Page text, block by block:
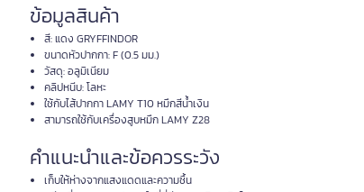
ข้อมูลสินค้า
สี: แดง GRYFFINDOR
ขนาดหัวปากกา: F (0.5 มม.)
วัสดุ: อลูมิเนียม
คลิปหนีบ: โลหะ
ใช้กับไส้ปากกา LAMY T10 หมึกสีน้ำเงิน
สามารถใช้กับเครื่องสูบหมึก LAMY Z28
คำแนะนำและข้อควรระวัง
เก็บให้ห่างจากแสงแดดและความชื้น